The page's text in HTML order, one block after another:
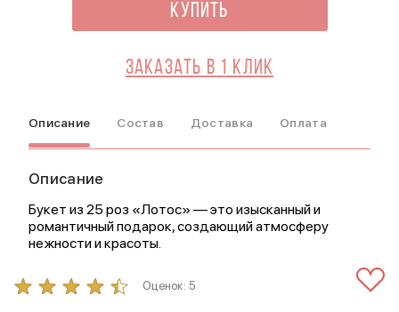
Купить
Заказать в 1 клик
Описание Состав Доставка Оплата
Описание
Букет из 25 роз «Лотос» — это изысканный и
романтичный подарок, создающий атмосферу
нежности и красоты.
Оценок: 5